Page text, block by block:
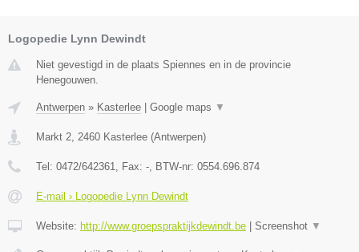
Logopedie Lynn Dewindt
Niet gevestigd in de plaats Spiennes en in de provincie
Henegouwen.
Antwerpen » Kasterlee | Google maps ▼
Markt 2 2460 Kasterlee (Antwerpen)
Tel: 0472/642361 , Fax: - , BTW-nr: 0554.696.874
E-mail › Logopedie Lynn Dewindt
Website: http://www.groepspraktijkdewindt.be | Screenshot ▼